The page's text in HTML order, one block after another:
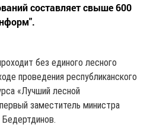
составляет свыше 600
без единого лесного
проведения республиканского
«Лучший лесной
заместитель министра